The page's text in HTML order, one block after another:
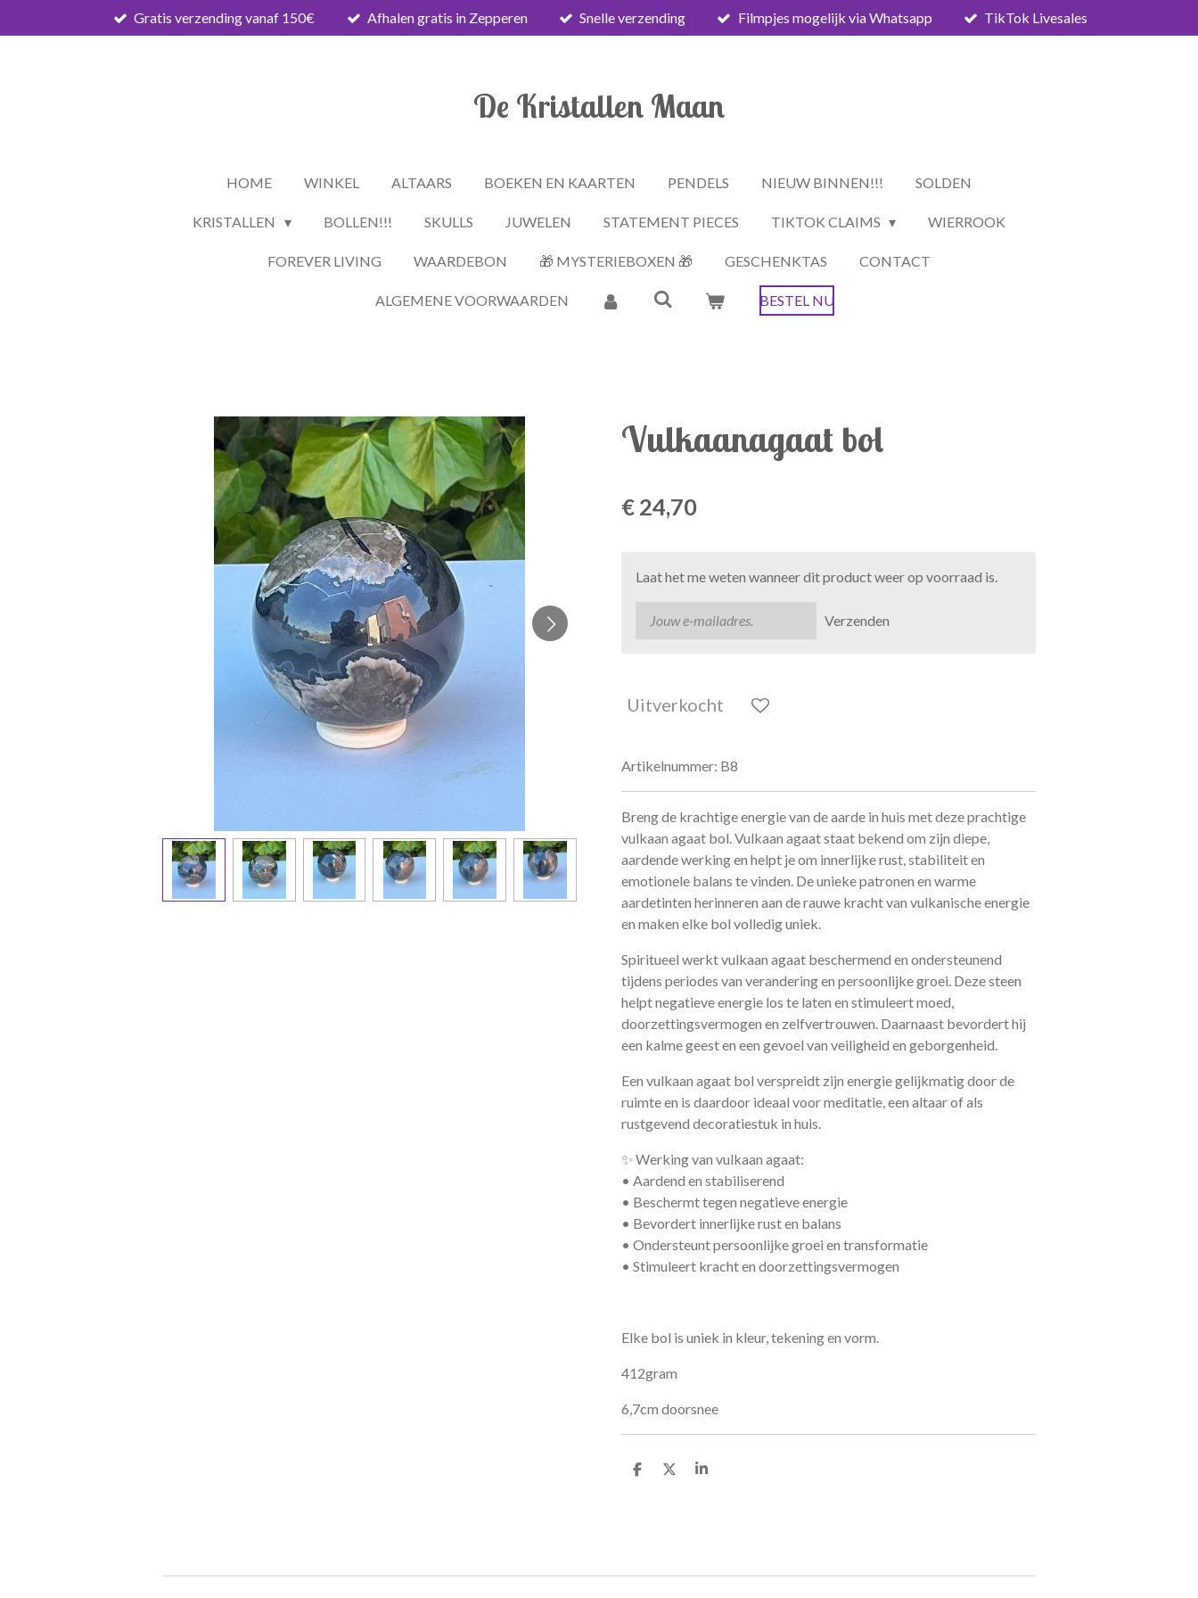
direct
Gratis verzending vanaf 150€ Afhalen gratis in Zepperen Snelle verzending Filmpjes mogelijk via Whatsapp TikTok Livesales
De Kristallen Maan
HOME WINKEL ALTAARS BOEKEN EN KAARTEN PENDELS NIEUW BINNEN!!! SOLDEN
KRISTALLEN BOLLEN!!! SKULLS JUWELEN STATEMENT PIECES TIKTOK CLAIMS WIERROOK
FOREVER LIVING WAARDEBON 🎁 MYSTERIEBOXEN 🎁 GESCHENKTAS CONTACT
ALGEMENE VOORWAARDEN BESTEL NU
Vulkaanagaat bol
€ 24,70
Laat het me weten wanneer dit product weer op voorraad is.
Verzenden
Uitverkocht
Artikelnummer: B8
Breng de krachtige energie van de aarde in huis met deze prachtige
vulkaan agaat bol. Vulkaan agaat staat bekend om zijn diepe,
aardende werking en helpt je om innerlijke rust, stabiliteit en
emotionele balans te vinden. De unieke patronen en warme
aardetinten herinneren aan de rauwe kracht van vulkanische energie
en maken elke bol volledig uniek.
Spiritueel werkt vulkaan agaat beschermend en ondersteunend
tijdens periodes van verandering en persoonlijke groei. Deze steen
helpt negatieve energie los te laten en stimuleert moed,
doorzettingsvermogen en zelfvertrouwen. Daarnaast bevordert hij
een kalme geest en een gevoel van veiligheid en geborgenheid.
Een vulkaan agaat bol verspreidt zijn energie gelijkmatig door de
ruimte en is daardoor ideaal voor meditatie, een altaar of als
rustgevend decoratiestuk in huis.
✨ Werking van vulkaan agaat:
• Aardend en stabiliserend
• Beschermt tegen negatieve energie
• Bevordert innerlijke rust en balans
• Ondersteunt persoonlijke groei en transformatie
• Stimuleert kracht en doorzettingsvermogen
Elke bol is uniek in kleur, tekening en vorm.
412gram
6,7cm doorsnee
D
D
S